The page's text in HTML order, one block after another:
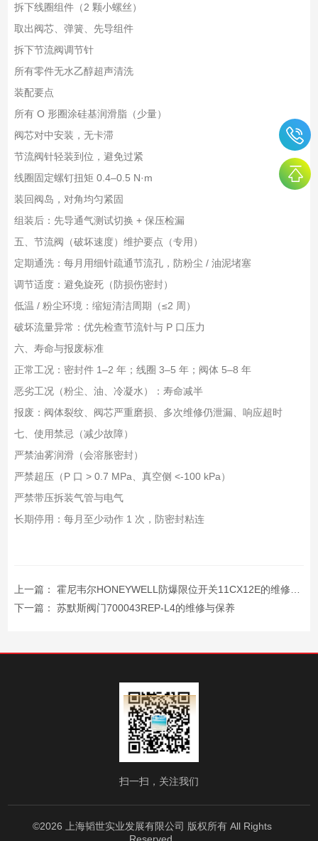
拆下线圈组件（2 颗小螺丝）
取出阀芯、弹簧、先导组件
拆下节流阀调节针
所有零件无水乙醇超声清洗
装配要点
所有 O 形圈涂硅基润滑脂（少量）
阀芯对中安装，无卡滞
节流阀针轻装到位，避免过紧
线圈固定螺钉扭矩 0.4–0.5 N·m
装回阀岛，对角均匀紧固
组装后：先导通气测试切换 + 保压检漏
五、节流阀（破坏速度）维护要点（专用）
定期通洗：每月用细针疏通节流孔，防粉尘 / 油泥堵塞
调节适度：避免旋死（防损伤密封）
低温 / 粉尘环境：缩短清洁周期（≤2 周）
破坏流量异常：优先检查节流针与 P 口压力
六、寿命与报废标准
正常工况：密封件 1–2 年；线圈 3–5 年；阀体 5–8 年
恶劣工况（粉尘、油、冷凝水）：寿命减半
报废：阀体裂纹、阀芯严重磨损、多次维修仍泄漏、响应超时
七、使用禁忌（减少故障）
严禁油雾润滑（会溶胀密封）
严禁超压（P 口 > 0.7 MPa、真空侧 <-100 kPa）
严禁带压拆装气管与电气
长期停用：每月至少动作 1 次，防密封粘连
上一篇： 霍尼韦尔HONEYWELL防爆限位开关11CX12E的维修与保养
下一篇： 苏默斯阀门700043REP-L4的维修与保养
扫一扫，关注我们
©2026 上海韬世实业发展有限公司 版权所有 All Rights
Reserved.